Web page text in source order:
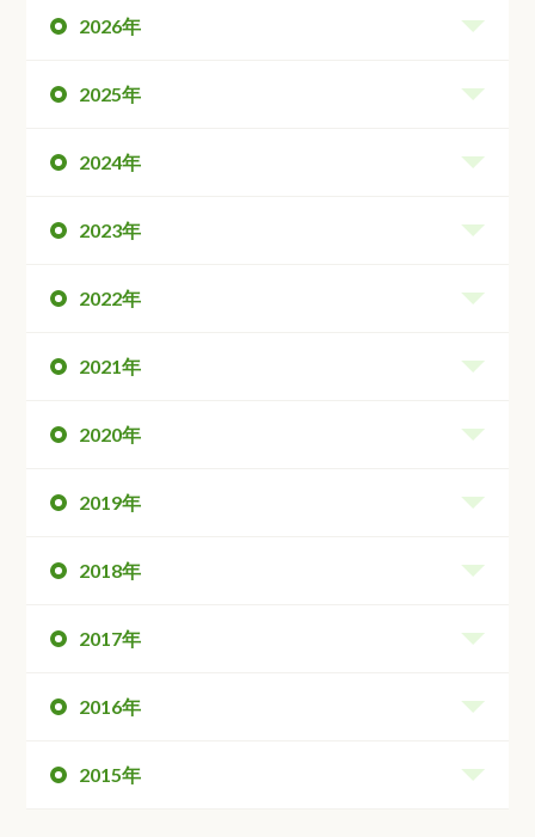
2026年
2025年
2024年
2023年
2022年
2021年
2020年
2019年
2018年
2017年
2016年
2015年